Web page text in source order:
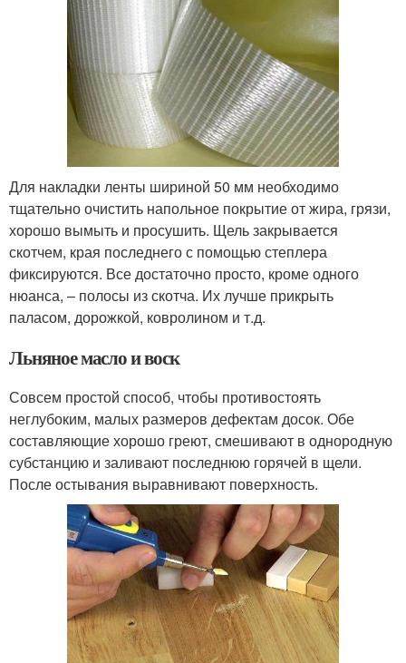
Для накладки ленты шириной 50 мм необходимо
тщательно очистить напольное покрытие от жира, грязи,
хорошо вымыть и просушить. Щель закрывается
скотчем, края последнего с помощью степлера
фиксируются. Все достаточно просто, кроме одного
нюанса, – полосы из скотча. Их лучше прикрыть
паласом, дорожкой, ковролином и т.д.
Льняное масло и воск
Совсем простой способ, чтобы противостоять
неглубоким, малых размеров дефектам досок. Обе
составляющие хорошо греют, смешивают в однородную
субстанцию и заливают последнюю горячей в щели.
После остывания выравнивают поверхность.